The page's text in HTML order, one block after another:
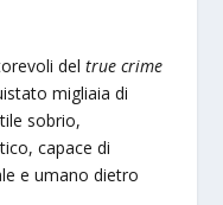
deltrue crime
migliaia di
sobrio,
capace di
e umano dietro